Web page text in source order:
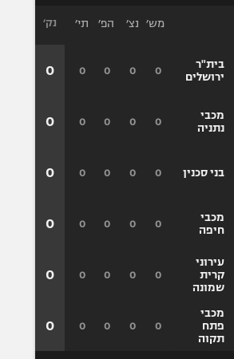
בית"ר
ירושלים
מכבי
נתניה
בני סכנין
מכבי
חיפה
עירוני
קרית
שמונה
מכבי
פתח
תקוה
מש׳ נצ׳ הפ׳ תי׳
0
0
0
0
0
0
0
0
0
0
0
0
0
0
0
0
0
0
0
0
0
0
0
0
נק׳
0
0
0
0
0
0